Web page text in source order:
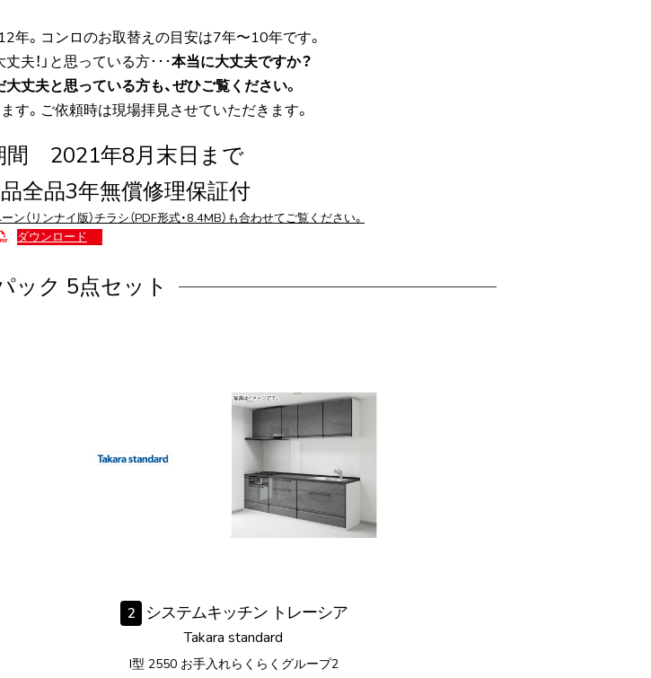
年。コンロのお取替えの目安は7年〜10年です。
夫！」と思っている方･･･本当に大丈夫ですか？
丈夫と思っている方も、ぜひご覧ください。
。ご依頼時は現場拝見させていただきます。
間 2021年8月末日まで
全品3年無償修理保証付
（リンナイ版）チラシ（PDF形式・8.4MB）も合わせてご覧ください。
ダウンロード
ック 5点セット
2 システムキッチン トレーシア
Takara standard
I型 2550 お手入れらくらくグループ2